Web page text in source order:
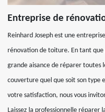
Entreprise de
Reinhard Joseph est une
rénovation de toiture. En tant
grande aisance de réparer toutes
couverture quel que soit son type
votre satisfaction, nous vous
Laissez la professionnelle